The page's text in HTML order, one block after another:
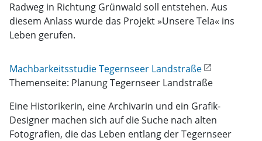
Radweg in Richtung Grünwald soll entstehen. Aus
diesem Anlass wurde das Projekt »Unsere Tela« ins
Leben gerufen.
Machbarkeitsstudie Tegernseer Landstraße
Themenseite: Planung Tegernseer Landstraße
Eine Historikerin, eine Archivarin und ein Grafik-
Designer machen sich auf die Suche nach alten
Fotografien, die das Leben entlang der Tegernseer